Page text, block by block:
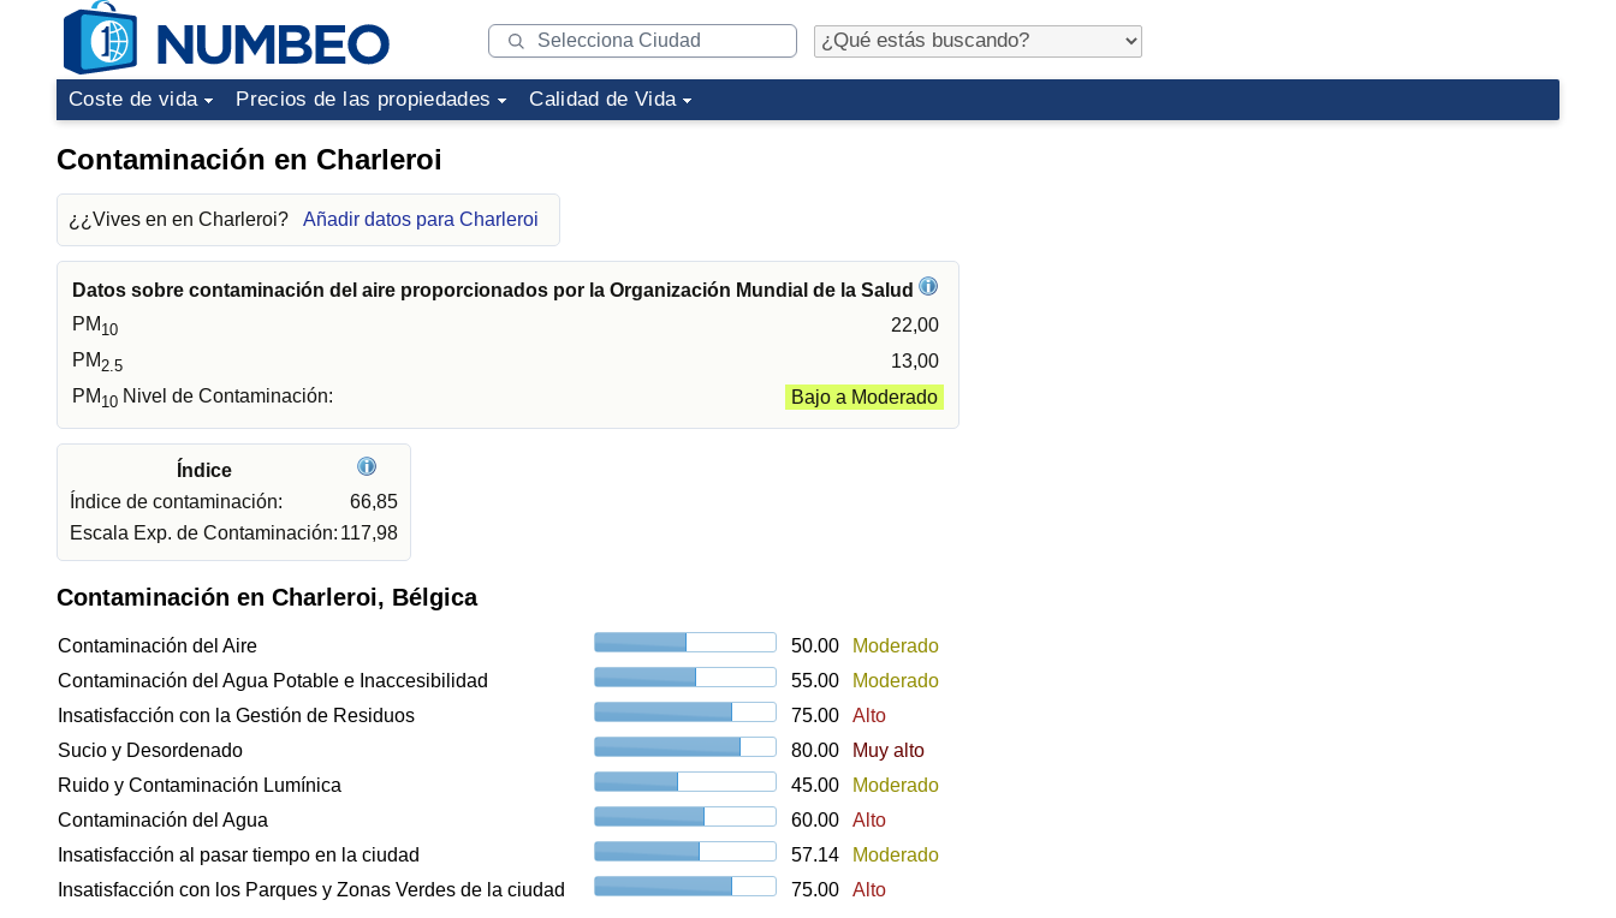
Coste de vida Precios de las propiedades Calidad de Vida
Contaminación en Charleroi
¿¿Vives en en Charleroi? Añadir datos para Charleroi
Datos sobre contaminación del aire proporcionados por la Organización Mundial de la Salud
PM 10
22,00
PM2.5
13,00
PM 10 Nivel de Contaminación: Bajo a Moderado
Índice
Índice de contaminación:
66,85
Escala Exp. de Contaminación: 117,98
Contaminación en Charleroi, Bélgica
Contaminación del Aire 50.00
Moderado
Contaminación del Agua Potable e Inaccesibilidad
55.00
Moderado
Insatisfacción con la Gestión de Residuos
75.00
Alto
Sucio y Desordenado
80.00
Muy alto
Ruido y Contaminación Lumínica
45.00
Moderado
Contaminación del Agua
60.00
Alto
Insatisfacción al pasar tiempo en la ciudad
57.14
Moderado
Insatisfacción con los Parques y Zonas Verdes de la ciudad
75.00 Alto